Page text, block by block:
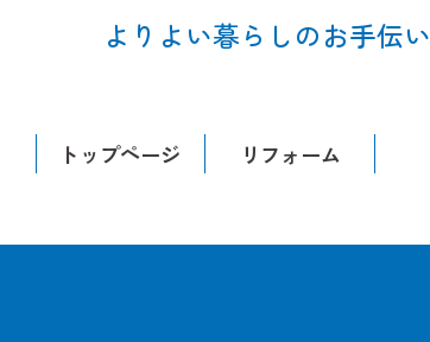
よりよい暮らしのお手伝い
トップページ リフォーム